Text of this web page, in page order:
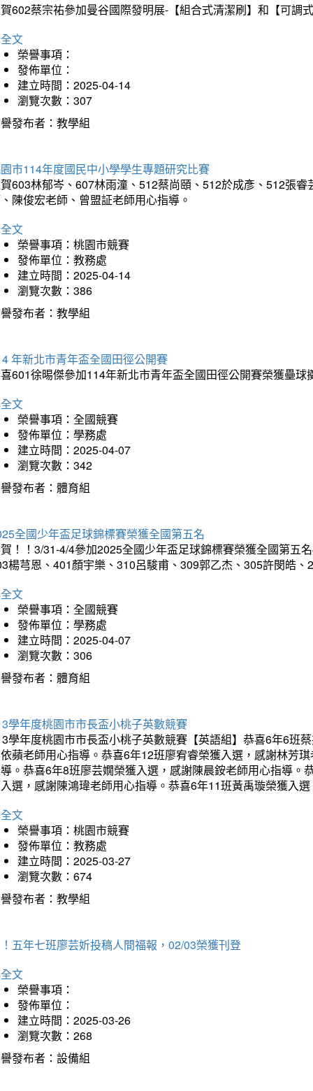
602蔡宗祐參加曼谷國際發明展-【組合式清潔刷】和【可調
文
榮譽事項：
發佈單位：
建立時間：2025-04-14
瀏覽次數：307
發布者：教學組
市114年度國民中小學學生專題研究比賽
603林郁岑、607林雨潼、512蔡尚頤、512於成彥、512張
陳俊宏老師、曾盟証老師用心指導。
文
榮譽事項：桃園市競賽
發佈單位：教務處
建立時間：2025-04-14
瀏覽次數：386
發布者：教學組
年新北市青年盃全國田徑公開賽
601徐晹傑參加114年新北市青年盃全國田徑公開賽榮獲壘
文
榮譽事項：全國競賽
發佈單位：學務處
建立時間：2025-04-07
瀏覽次數：342
發布者：體育組
全國少年盃足球錦標賽榮獲全國第五名
！！3/31-4/4參加2025全國少年盃足球錦標賽榮獲全國第五
楊芎恩、401顏宇樂、310呂駿甫、309郭乙杰、305許閔皓
文
榮譽事項：全國競賽
發佈單位：學務處
建立時間：2025-04-07
瀏覽次數：306
發布者：體育組
學年度桃園市市長盃小桃子英數競賽
學年度桃園市市長盃小桃子英數競賽【英語組】恭喜6年6班
蘋老師用心指導。恭喜6年12班廖宥睿榮獲入選，感謝林芳
。恭喜6年8班廖芸嫺榮獲入選，感謝陳晨銨老師用心指導
選，感謝陳鴻瑋老師用心指導。恭喜6年11班黃禹璇榮獲入
文
榮譽事項：桃園市競賽
發佈單位：教務處
建立時間：2025-03-27
瀏覽次數：674
發布者：教學組
五年七班廖芸妡投稿人間福報，02/03榮獲刊登
文
榮譽事項：
發佈單位：
建立時間：2025-03-26
瀏覽次數：268
發布者：設備組